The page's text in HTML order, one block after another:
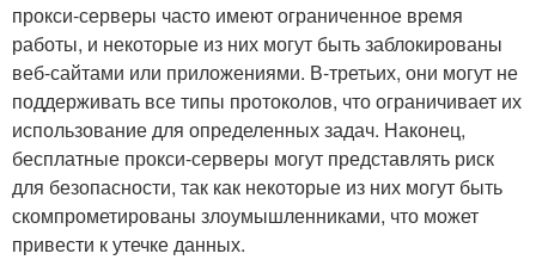
прокси-серверы часто имеют ограниченное время
работы, и некоторые из них могут быть заблокированы
веб-сайтами или приложениями. В-третьих, они могут не
поддерживать все типы протоколов, что ограничивает их
использование для определенных задач. Наконец,
бесплатные прокси-серверы могут представлять риск
для безопасности, так как некоторые из них могут быть
скомпрометированы злоумышленниками, что может
привести к утечке данных.